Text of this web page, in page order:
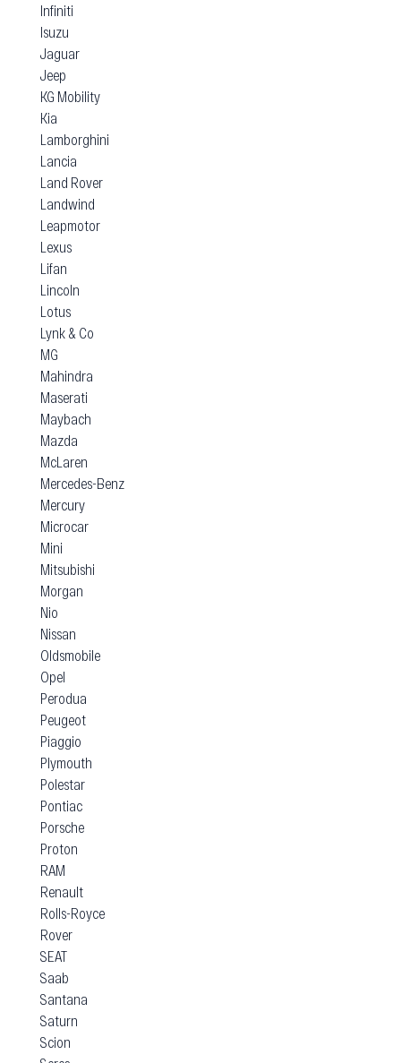
Infiniti
Isuzu
Jaguar
Jeep
KG Mobility
Kia
Lamborghini
Lancia
Land Rover
Landwind
Leapmotor
Lexus
Lifan
Lincoln
Lotus
Lynk & Co
MG
Mahindra
Maserati
Maybach
Mazda
McLaren
Mercedes-Benz
Mercury
Microcar
Mini
Mitsubishi
Morgan
Nio
Nissan
Oldsmobile
Opel
Perodua
Peugeot
Piaggio
Plymouth
Polestar
Pontiac
Porsche
Proton
RAM
Renault
Rolls-Royce
Rover
SEAT
Saab
Santana
Saturn
Scion